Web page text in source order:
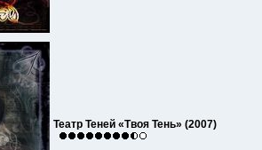
Театр Теней «Твоя Тень» (2007)